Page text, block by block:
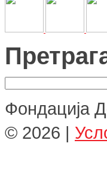
Фондација
© 2026 |